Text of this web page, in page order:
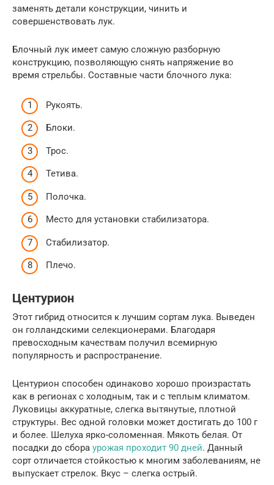
заменять детали конструкции, чинить и
совершенствовать лук.
Блочный лук имеет самую сложную разборную
конструкцию, позволяющую снять напряжение во
время стрельбы. Составные части блочного лука:
Рукоять.
Блоки.
Трос.
Тетива.
Полочка.
Место для установки стабилизатора.
Стабилизатор.
Плечо.
Центурион
Этот гибрид относится к лучшим сортам лука. Выведен
он голландскими селекционерами. Благодаря
превосходным качествам получил всемирную
популярность и распространение.
Центурион способен одинаково хорошо произрастать
как в регионах с холодным, так и с теплым климатом.
Луковицы аккуратные, слегка вытянутые, плотной
структуры. Вес одной головки может достигать до 100 г
и более. Шелуха ярко-соломенная. Мякоть белая. От
посадки до сбора урожая проходит 90 дней. Данный
сорт отличается стойкостью к многим заболеваниям, не
выпускает стрелок. Вкус – слегка острый.